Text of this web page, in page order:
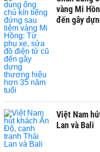
vàng Mi
đến gây
Việt Nam
Lan và Bali